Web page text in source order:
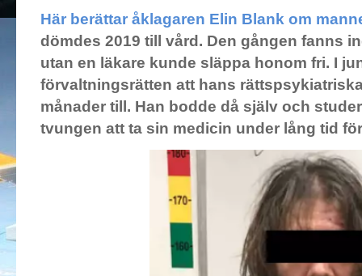
Här berättar åklagaren Elin Blank om
dömdes 2019 till vård. Den gången fanns
utan en läkare kunde släppa honom fri. I
förvaltningsrätten att hans
månader till. Han bodde då själv och
tvungen att ta sin medicin under lång tid